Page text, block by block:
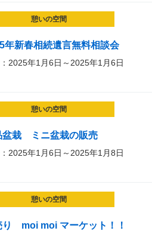
憩いの空間
年新春相続遺言無料相談会
2025年1月6日～2025年1月6日
憩いの空間
盆栽 ミニ盆栽の販売
2025年1月6日～2025年1月8日
憩いの空間
り moi moi マーケット！！